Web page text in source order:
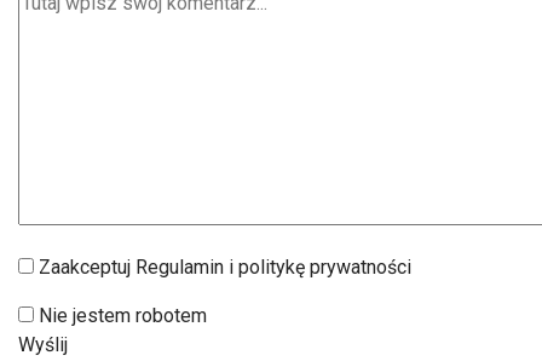
Zaakceptuj Regulamin i politykę prywatności
Nie jestem robotem
Wyślij